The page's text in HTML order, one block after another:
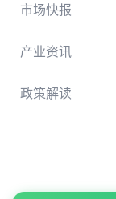
市场快报
产业资讯
政策解读